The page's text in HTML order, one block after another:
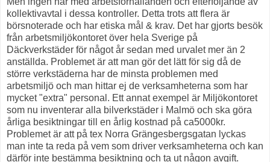
kollektivavtal i dessa kontroller. Detta trots att flera är
börsnoterade och har etiska mål & krav. Det har gjorts besök
från arbetsmiljökontoret över hela Sverige på
Däckverkstäder för något år sedan med urvalet mer än 2
anställda. Problemet är att man gör det lätt för sig då de
större verkstäderna har de minsta problemen med
arbetsmiljö och man hittar ej de verksamheterna som har
mycket "extra" personal. Ett annat exempel är Miljökontoret
som nu inventerar alla bilverkstäder i Malmö och ska göra
årliga besiktningar till en årlig kostnad på ca5000kr.
Problemet är att på tex Norra Grängesbergsgatan lyckas
man inte ta reda på vem som driver verksamheterna och kan
därför inte bestämma besiktning och ta ut någon avgift.